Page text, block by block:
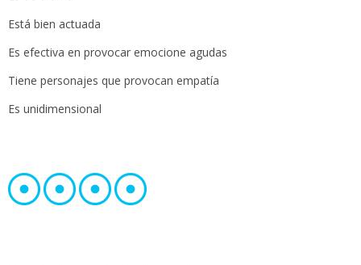
Está bien actuada
Es efectiva en provocar emocione agudas
Tiene personajes que provocan empatía
Es unidimensional